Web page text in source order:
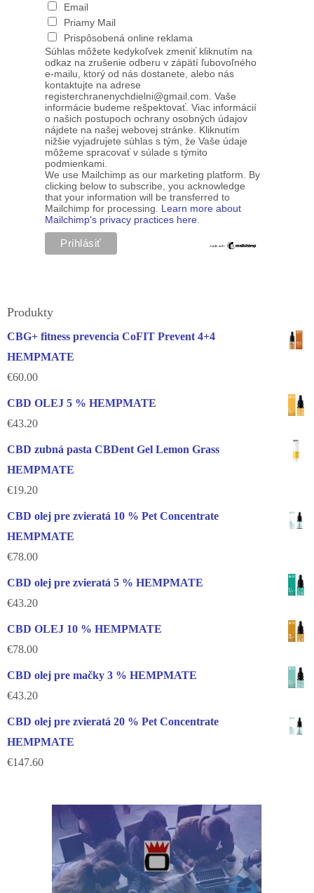
Email
Priamy Mail
Prispôsobená online reklama
Súhlas môžete kedykoľvek zmeniť kliknutím na
odkaz na zrušenie odberu v zápätí ľubovoľného
e-mailu, ktorý od nás dostanete, alebo nás
kontaktujte na adrese
registerchranenychdielni@gmail.com. Vaše
informácie budeme rešpektovať. Viac informácií
o našich postupoch ochrany osobných údajov
nájdete na našej webovej stránke. Kliknutím
nižšie vyjadrujete súhlas s tým, že Vaše údaje
môžeme spracovať v súlade s týmito
podmienkami.
We use Mailchimp as our marketing platform. By
clicking below to subscribe, you acknowledge
that your information will be transferred to
Mailchimp for processing. Learn more about
Mailchimp's privacy practices here.
Produkty
CBG+ fitness prevencia CoFIT Prevent 4+4
HEMPMATE
€60.00
CBD OLEJ 5 % HEMPMATE
€43.20
CBD zubná pasta CBDent Gel Lemon Grass
HEMPMATE
€19.20
CBD olej pre zvieratá 10 % Pet Concentrate
HEMPMATE
€78.00
CBD olej pre zvieratá 5 % HEMPMATE
€43.20
CBD OLEJ 10 % HEMPMATE
€78.00
CBD olej pre mačky 3 % HEMPMATE
€43.20
CBD olej pre zvieratá 20 % Pet Concentrate
HEMPMATE
€147.60